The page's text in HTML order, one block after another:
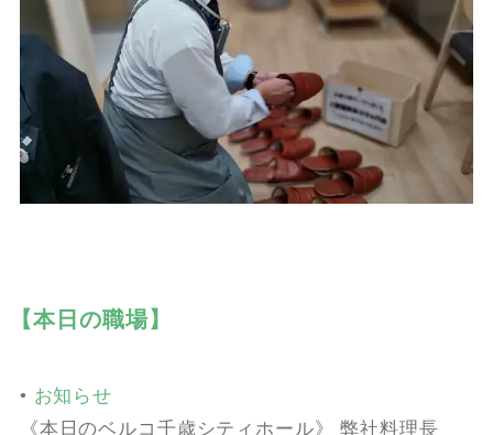
【本日の職場】
• お知らせ
《本日のベルコ千歳シティホール》 弊社料理長